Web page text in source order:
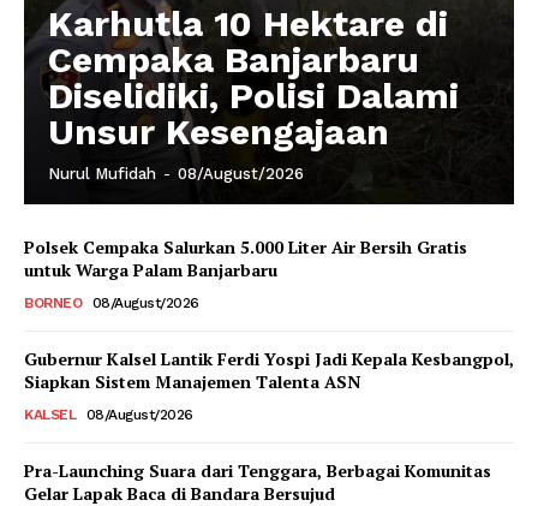
Karhutla 10 Hektare di
Cempaka Banjarbaru
Diselidiki, Polisi Dalami
Unsur Kesengajaan
Nurul Mufidah - 08/August/2026
Polsek Cempaka Salurkan 5.000 Liter Air Bersih Gratis
untuk Warga Palam Banjarbaru
BORNEO 08/August/2026
Gubernur Kalsel Lantik Ferdi Yospi Jadi Kepala Kesbangpol,
Siapkan Sistem Manajemen Talenta ASN
KALSEL 08/August/2026
Pra-Launching Suara dari Tenggara, Berbagai Komunitas
Gelar Lapak Baca di Bandara Bersujud